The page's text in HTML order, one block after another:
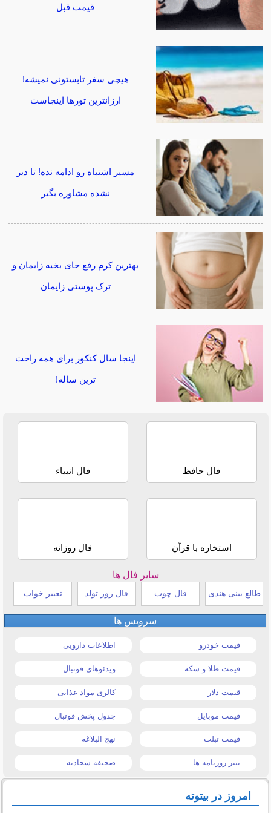
قیمت قبل
هیچی سفر تابستونی نمیشه!
ارزانترین تورها اینجاست
مسیر اشتباه رو ادامه نده! تا دیر
نشده مشاوره بگیر
بهترین کرم رفع جای بخیه زایمان و
ترک پوستی زایمان
اینجا سال کنکور برای همه راحت
ترین ساله!
فال حافظ فال انبیاء
استخاره با قرآن فال روزانه
سایر فال ها
طالع بینی هندی فال چوب فال روز تولد تعبیر خواب
سرویس ها
قیمت خودرو اطلاعات دارویی
قیمت طلا و سکه ویدئوهای فوتبال
قیمت دلار کالری مواد غذایی
قیمت موبایل جدول پخش فوتبال
قیمت تبلت نهج البلاغه
تیتر روزنامه ها صحیفه سجادیه
امروز در بیتوته